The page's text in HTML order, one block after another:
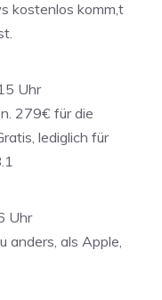
kostenlos komm,t
Uhr
279€ für die
lediglich für
Uhr
anders, als Apple,